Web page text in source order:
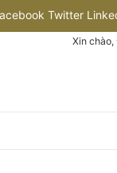
Twitter
FlickrXin chào,